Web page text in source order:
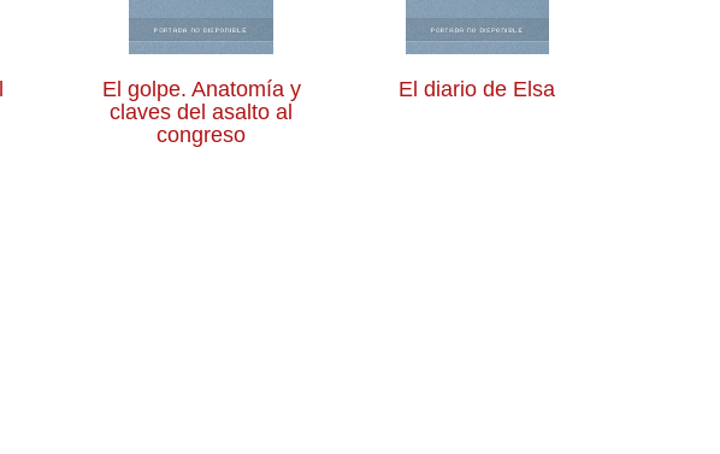
El golpe. Anatomía y
claves del asalto al
congreso
El diario de Elsa